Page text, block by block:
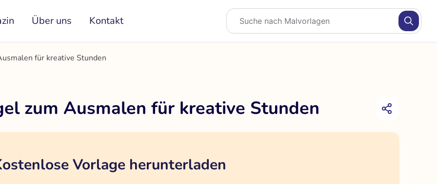
Über uns Kontakt
für kreative Stunden
zum Ausmalen für kreative Stunden
Vorlage herunterladen